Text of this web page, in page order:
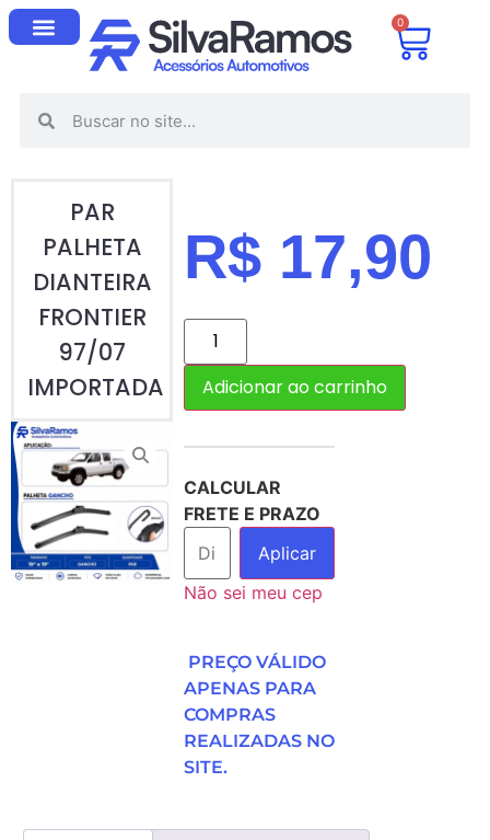
0
PAR
PALHETA
DIANTEIRA
FRONTIER
97/07
IMPORTADA
R$ 17,90
Adicionar ao carrinho
CALCULAR
FRETE E PRAZO
Aplicar
Não sei meu cep
PREÇO VÁLIDO
APENAS PARA
COMPRAS
REALIZADAS NO
SITE.